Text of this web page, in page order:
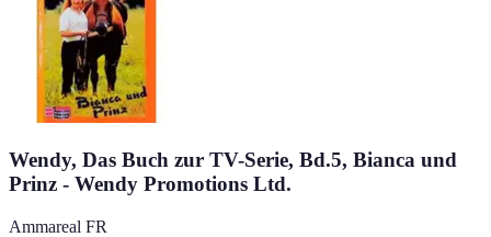
Wendy, Das Buch zur TV-Serie, Bd.5, Bianca und
Prinz - Wendy Promotions Ltd.
Ammareal FR